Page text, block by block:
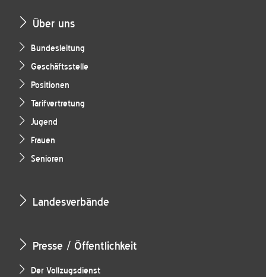
Über uns
Bundesleitung
Geschäftsstelle
Positionen
Tarifvertretung
Jugend
Frauen
Senioren
Landesverbände
Presse / Öffentlichkeit
Der Vollzugsdienst